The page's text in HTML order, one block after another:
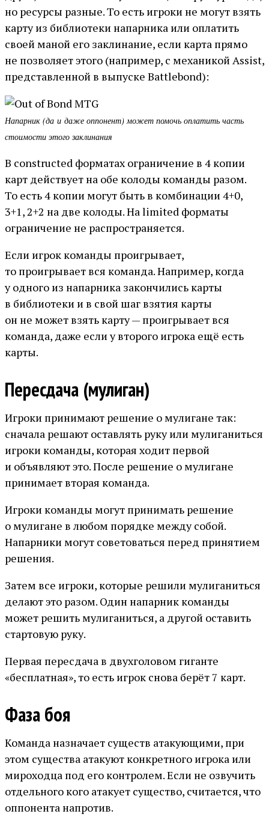
но ресурсы разные. То есть игроки не могут взять
карту из библиотеки напарника или оплатить
своей маной его заклинание, если карта прямо
не позволяет этого (например, с механикой Assist,
представленной в выпуске Battlebond):
Напарник (да и даже оппонент) может помочь оплатить часть
стоимости этого заклинания
В constructed форматах ограничение в 4 копии
карт действует на обе колоды команды разом.
То есть 4 копии могут быть в комбинации 4+0,
3+1, 2+2 на две колоды. На limited форматы
ограничение не распространяется.
Если игрок команды проигрывает,
то проигрывает вся команда. Например, когда
у одного из напарника закончились карты
в библиотеки и в свой шаг взятия карты
он не может взять карту — проигрывает вся
команда, даже если у второго игрока ещё есть
карты.
Пересдача (мулиган)
Игроки принимают решение о мулигане так:
сначала решают оставлять руку или мулиганиться
игроки команды, которая ходит первой
и объявляют это. После решение о мулигане
принимает вторая команда.
Игроки команды могут принимать решение
о мулигане в любом порядке между собой.
Напарники могут советоваться перед принятием
решения.
Затем все игроки, которые решили мулиганиться
делают это разом. Один напарник команды
может решить мулиганиться, а другой оставить
стартовую руку.
Первая пересдача в двухголовом гиганте
«бесплатная», то есть игрок снова берёт 7 карт.
Фаза боя
Команда назначает существ атакующими, при
этом существа атакуют конкретного игрока или
мироходца под его контролем. Если не озвучить
отдельного кого атакует существо, считается, что
оппонента напротив.